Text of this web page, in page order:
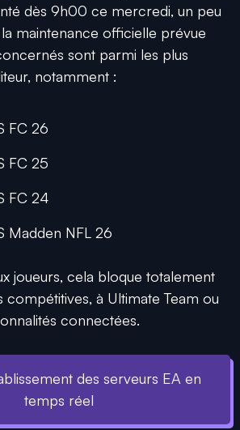
dès 9h00 ce mercredi, un peu
maintenance officielle prévue
sont parmi les plus
notamment :
FC 26
FC 25
FC 24
Madden NFL 26
joueurs, cela bloque totalement
compétitives, à Ultimate Team ou
connectées.
des serveurs EA en
temps réel